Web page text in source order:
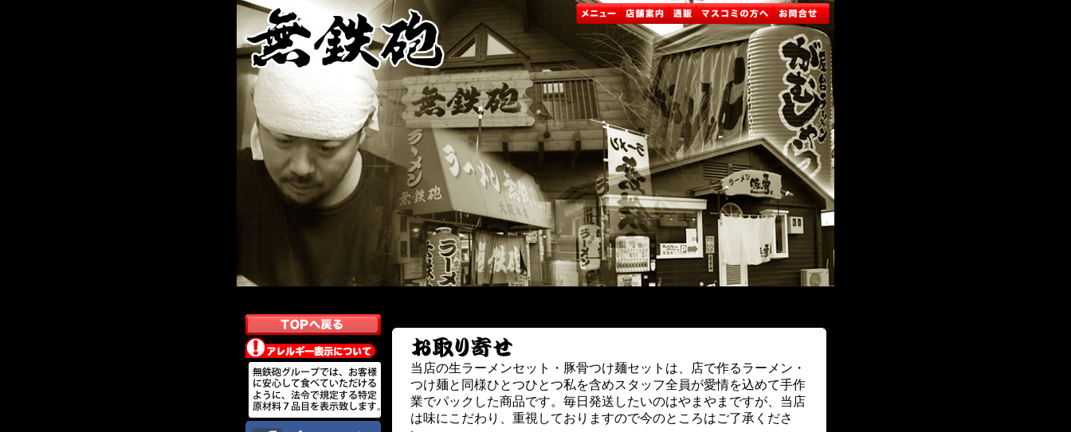
当店の生ラーメンセット・豚骨つけ麺セットは、店で作るラーメン・
つけ麺と同様ひとつひとつ私を含めスタッフ全員が愛情を込めて手作
業でパックした商品です。毎日発送したいのはやまやまですが、当店
は味にこだわり、重視しておりますので今のところはご了承くださ